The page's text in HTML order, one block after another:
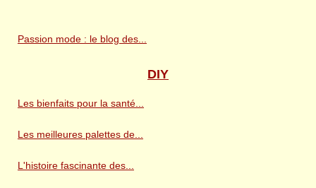
Passion mode : le blog des...
DIY
Les bienfaits pour la santé...
Les meilleures palettes de...
L'histoire fascinante des...